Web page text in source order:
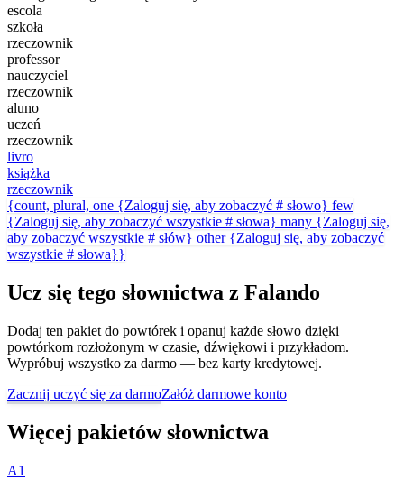
escola
szkoła
rzeczownik
professor
nauczyciel
rzeczownik
aluno
uczeń
rzeczownik
livro
książka
rzeczownik
{count, plural, one {Zaloguj się, aby zobaczyć # słowo} few
{Zaloguj się, aby zobaczyć wszystkie # słowa} many {Zaloguj się,
aby zobaczyć wszystkie # słów} other {Zaloguj się, aby zobaczyć
wszystkie # słowa}}
Ucz się tego słownictwa z Falando
Dodaj ten pakiet do powtórek i opanuj każde słowo dzięki
powtórkom rozłożonym w czasie, dźwiękowi i przykładom.
Wypróbuj wszystko za darmo — bez karty kredytowej.
Zacznij uczyć się za darmoZałóż darmowe konto
Więcej pakietów słownictwa
A1